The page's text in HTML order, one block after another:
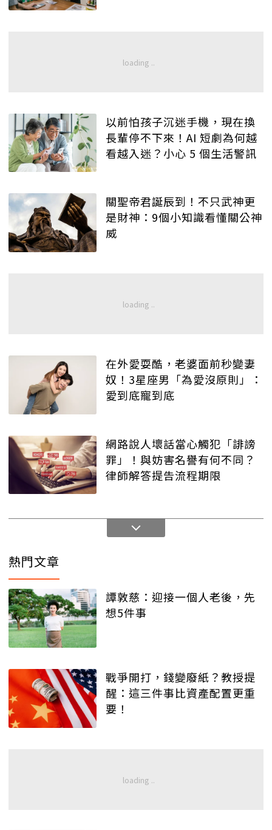
以前怕孩子沉迷手機，現在換
長輩停不下來！AI 短劇為何越
看越入迷？小心 5 個生活警訊
關聖帝君誕辰到！不只武神更
是財神：9個小知識看懂關公神
威
在外愛耍酷，老婆面前秒變妻
奴！3星座男「為愛沒原則」：
愛到底寵到底
網路說人壞話當心觸犯「誹謗
罪」！與妨害名譽有何不同？
律師解答提告流程期限
熱門文章
譚敦慈：迎接一個人老後，先
想5件事
戰爭開打，錢變廢紙？教授提
醒：這三件事比資產配置更重
要！